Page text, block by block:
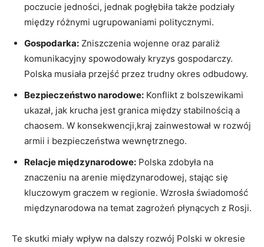
poczucie ⁢jedności,⁢ jednak pogłębiła ​także podziały
między różnymi ugrupowaniami politycznymi.
Gospodarka: Zniszczenia wojenne oraz paraliż
komunikacyjny spowodowały kryzys gospodarczy.
Polska musiała przejść przez trudny okres ⁣odbudowy.
Bezpieczeństwo narodowe: Konflikt z bolszewikami
ukazał, jak krucha jest granica‍ między stabilnością a
chaosem. W konsekwencji,kraj zainwestował w rozwój⁤
armii i bezpieczeństwa wewnętrznego.
Relacje międzynarodowe: Polska zdobyła na
znaczeniu na arenie międzynarodowej, stając się
kluczowym graczem w regionie. Wzrosła świadomość
międzynarodowa na temat zagrożeń płynących z Rosji.
Te skutki miały wpływ na dalszy rozwój Polski w okresie